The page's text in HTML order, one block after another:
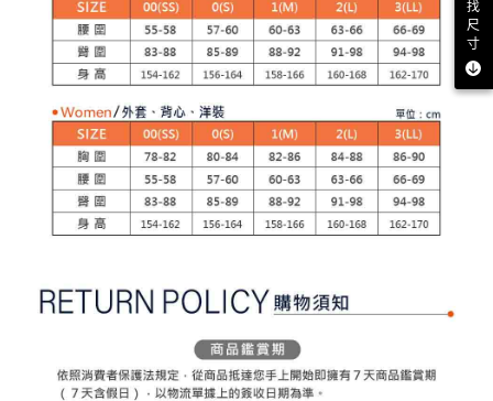
【注意事項】
１．透過由恩沛科技股份有限公司提供之「AFTEE先享後付」服務完成之交
易，需依本服務之必要範圍內提供個人資料，並將交易相關給付款項請求債
權轉讓予恩沛科技股份有限公司。
https://aftee.tw/terms/#terms3
３．未成年的使用者請事先徵得法定代理人或監護人之同意方可使用
「AFTEE先享後付」，若未經同意申辦者引起之損失，本公司不負相關責
４．使用「AFTEE先享後付」時，將依據個別帳號之用戶狀況，依本公司即
時審查核予不同之上限額度；若仍有額度不足之情形，本公司將視審查結果
請求用戶進行身份認證。
7-11取貨付款
付款後7-11取貨
免運費
離島宅配
找
尺
寸